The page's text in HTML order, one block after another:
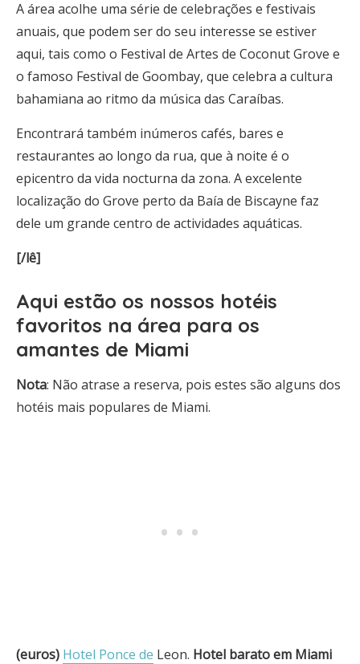
A área acolhe uma série de celebrações e festivais
anuais, que podem ser do seu interesse se estiver
aqui, tais como o Festival de Artes de Coconut Grove e
o famoso Festival de Goombay, que celebra a cultura
bahamiana ao ritmo da música das Caraíbas.
Encontrará também inúmeros cafés, bares e
restaurantes ao longo da rua, que à noite é o
epicentro da vida nocturna da zona. A excelente
localização do Grove perto da Baía de Biscayne faz
dele um grande centro de actividades aquáticas.
[/lê]
Aqui estão os nossos hotéis
favoritos na área para os
amantes de Miami
Nota: Não atrase a reserva, pois estes são alguns dos
hotéis mais populares de Miami.
(euros) Hotel Ponce de Leon. Hotel barato em Miami